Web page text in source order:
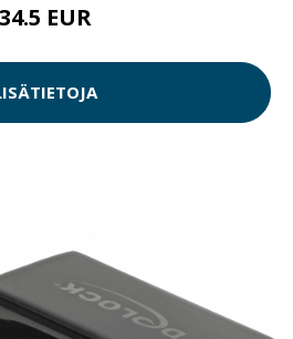
34.5 EUR